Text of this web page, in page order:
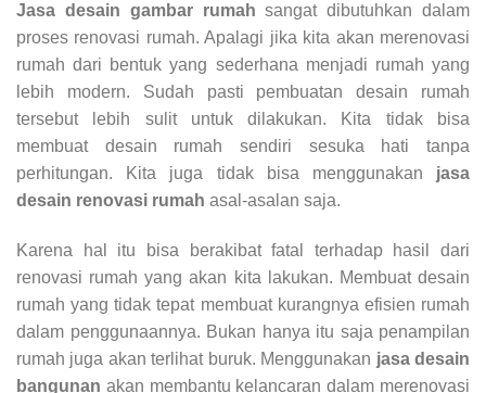
Jasa desain gambar rumahsangat dibutuhkan dalam
proses renovasi rumah. Apalagi jika kita akan merenovasi
rumah dari bentuk yang sederhana menjadi rumah yang
lebih modern. Sudah pasti pembuatan desain rumah
tersebut lebih sulit untuk dilakukan. Kita tidak bisa
membuat desain rumah sendiri sesuka hati tanpa
perhitungan. Kita juga tidak bisa menggunakan jasa
desain renovasi rumah asal-asalan saja.
Karena hal itu bisa berakibat fatal terhadap hasil dari
renovasi rumah yang akan kita lakukan. Membuat desain
rumah yang tidak tepat membuat kurangnya efisien rumah
dalam penggunaannya. Bukan hanya itu saja penampilan
rumah juga akan terlihat buruk. Menggunakan jasa desain
bangunan akan membantu kelancaran dalam merenovasi